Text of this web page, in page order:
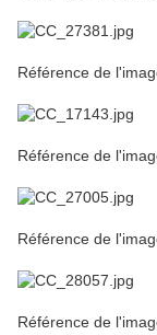
Référence de
Référence de
Référence de
Référence de